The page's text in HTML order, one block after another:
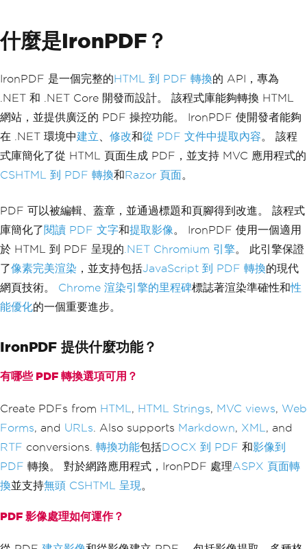
什麼是IronPDF？
IronPDF 是一個完整的HTML 到 PDF 轉換的 API，專為
.NET 和 .NET Core 開發而設計。 該程式庫能夠轉換 HTML
網站，並提供廣泛的 PDF 操控功能。 IronPDF 使開發者能夠
在 .NET 環境中建立 修改和從 PDF 文件中提取內容。 該程
式庫簡化了從 HTML 頁面生成 PDF，並支持 MVC 應用程式的
CSHTML 到 PDF 轉換和Razor 頁面。
PDF 可以被編輯、蓋章，並通過標題和頁腳得到改進。 該程式
庫簡化了閱讀 PDF 文字和提取影像。 IronPDF 使用一個適用
於 HTML 到 PDF 呈現的 .NET Chromium 引擎。 此引擎保證
了像素完美渲染 ，並支持包括JavaScript 到 PDF 轉換的現代
網頁技術。 Chrome 渲染引擎的里程碑標誌著渲染準確性和性
能優化的一個重要進步。
IronPDF 提供什麼功能？
有哪些 PDF 轉換選項可用？
Create PDFs from HTML , HTML Strings, MVC views, Web
Forms, and URLs . Also supports Markdown, XML , and
RTF conversions. 轉換功能包括DOCX 到 PDF 和影像到
PDF 轉換。 對於網路應用程式，IronPDF 處理ASPX 頁面轉
換並支持無頭 CSHTML 呈現 。
PDF 影像處理如何運作？